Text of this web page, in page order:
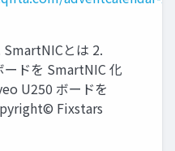
とは 2.
ドを SmartNIC 化
U250 ボードを
Fixstars